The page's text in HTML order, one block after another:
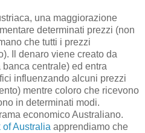
una maggiorazione
determinati prezzi (non
che tutti i prezzi
Il denaro viene creato da
centrale) ed entra
influenzando alcuni prezzi
mentre coloro che ricevono
in determinati modi.
economico Australiano.
Australia apprendiamo che